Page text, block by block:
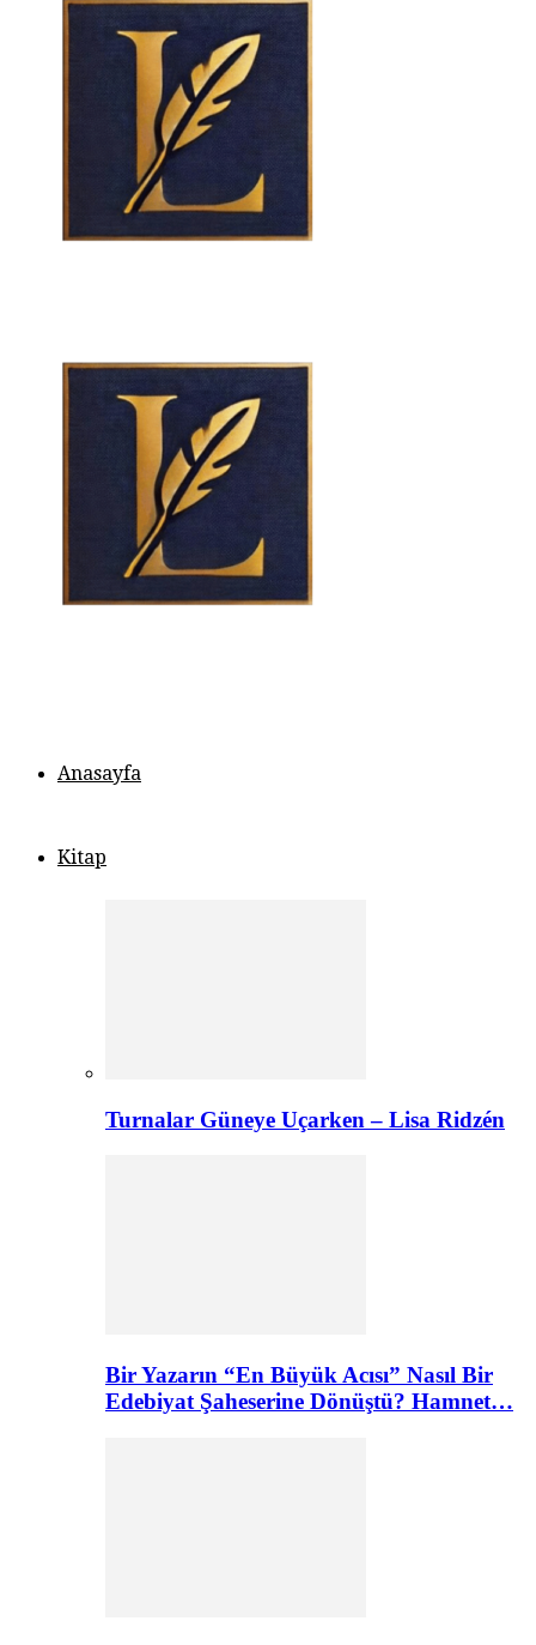
Anasayfa
Kitap
Turnalar Güneye Uçarken – Lisa Ridzén
Bir Yazarın “En Büyük Acısı” Nasıl Bir
Edebiyat Şaheserine Dönüştü? Hamnet…